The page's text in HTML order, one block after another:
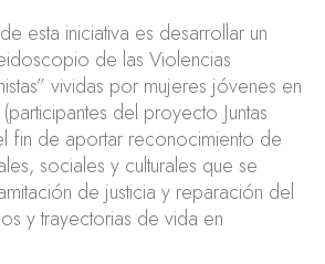
esta iniciativa es desarrollar un
de las Violencias
vividas por mujeres jóvenes en
del proyecto Juntas
fin de aportar reconocimiento de
sociales y culturales que se
de justicia y reparación del
y trayectorias de vida en